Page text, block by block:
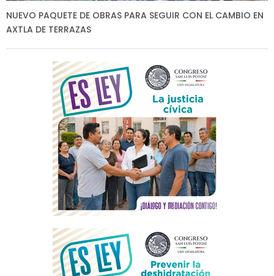
NUEVO PAQUETE DE OBRAS PARA SEGUIR CON EL CAMBIO EN
AXTLA DE TERRAZAS